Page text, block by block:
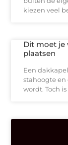
kiezen veel
Dit moet je
plaatsen
Een
stahoogte
wordt. Toch